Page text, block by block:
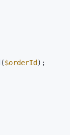
($orderId );